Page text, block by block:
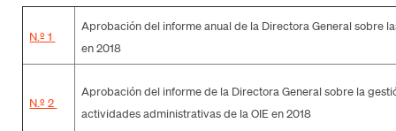
N.º 1
Aprobación del informe anual de la Directora General sobre
en 2018
N.º 2
Aprobación del informe de la Directora General sobre la
actividades administrativas de la OIE en 2018